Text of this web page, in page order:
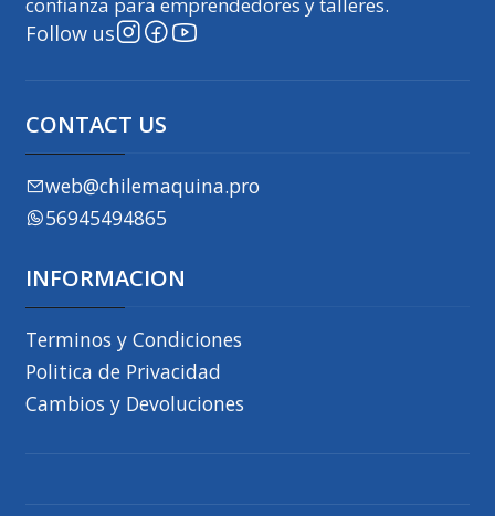
Follow us
CONTACT US
web@chilemaquina.pro
56945494865
INFORMACION
Terminos y Condiciones
Politica de Privacidad
Cambios y Devoluciones